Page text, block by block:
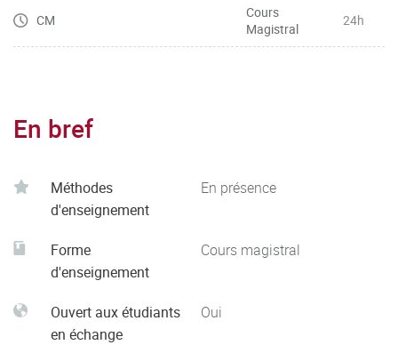
CM
Cours
Magistral
24h
En bref
Méthodes
d'enseignement
En présence
Forme
d'enseignement
Cours magistral
Ouvert aux étudiants
en échange
Oui